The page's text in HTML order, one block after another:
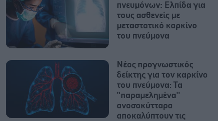
πνευμόνων: Ελπίδα για
τους ασθενείς με
μεταστατικό καρκίνο
του πνεύμονα
Νέος προγνωστικός
δείκτης για τον καρκίνο
του πνεύμονα: Τα
"παραμελημένα''
ανοσοκύτταρα
αποκαλύπτουν τις